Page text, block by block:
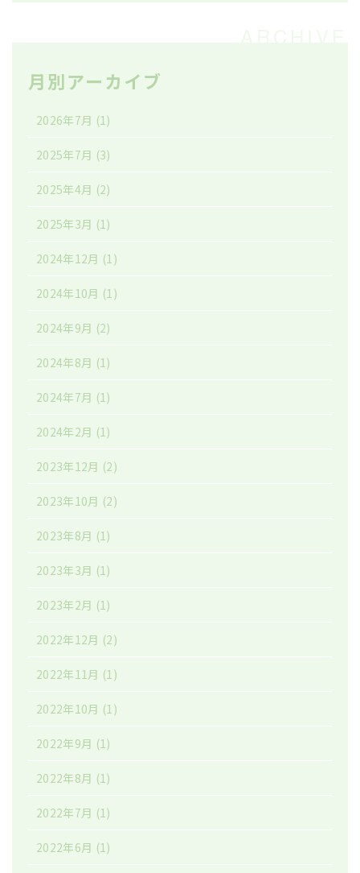
月別アーカイブ
2026年7月 (1)
2025年7月 (3)
2025年4月 (2)
2025年3月 (1)
2024年12月 (1)
2024年10月 (1)
2024年9月 (2)
2024年8月 (1)
2024年7月 (1)
2024年2月 (1)
2023年12月 (2)
2023年10月 (2)
2023年8月 (1)
2023年3月 (1)
2023年2月 (1)
2022年12月 (2)
2022年11月 (1)
2022年10月 (1)
2022年9月 (1)
2022年8月 (1)
2022年7月 (1)
2022年6月 (1)